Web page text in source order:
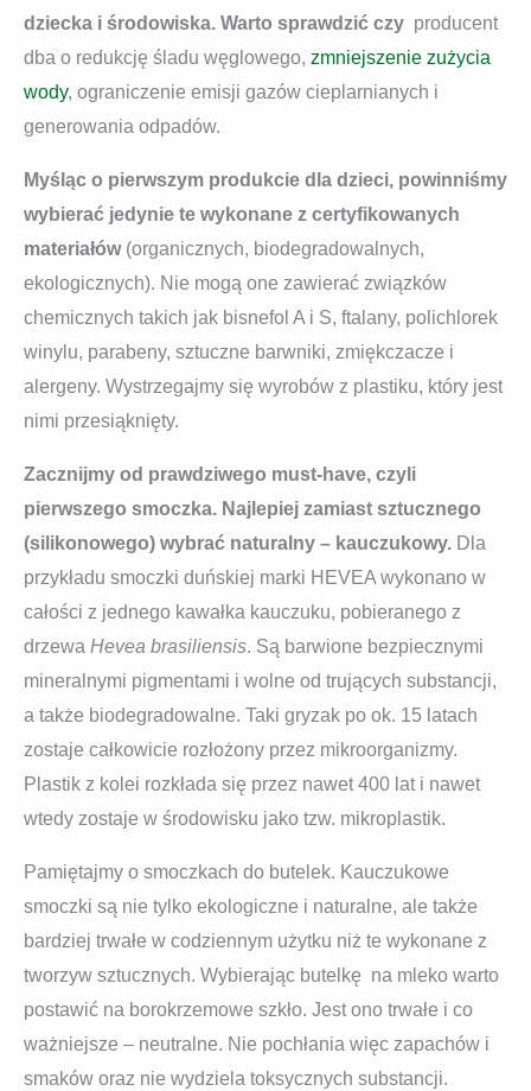
dziecka i środowiska. Warto sprawdzić czy producent
dba o redukcję śladu węglowego, zmniejszenie zużycia
wody, ograniczenie emisji gazów cieplarnianych i
generowania odpadów.
Myśląc o pierwszym produkcie dla dzieci, powinniśmy
wybierać jedynie te wykonane z certyfikowanych
materiałów(organicznych, biodegradowalnych,
ekologicznych). Nie mogą one zawierać związków
chemicznych takich jak bisnefol A i S, ftalany, polichlorek
winylu, parabeny, sztuczne barwniki, zmiękczacze i
alergeny. Wystrzegajmy się wyrobów z plastiku, który jest
nimi przesiąknięty.
Zacznijmy od prawdziwego must-have, czyli
pierwszego smoczka. Najlepiej zamiast sztucznego
(silikonowego) wybrać naturalny – kauczukowy. Dla
przykładu smoczki duńskiej marki HEVEA wykonano w
całości z jednego kawałka kauczuku, pobieranego z
drzewa Hevea brasiliensis. Są barwione bezpiecznymi
mineralnymi pigmentami i wolne od trujących substancji,
a także biodegradowalne. Taki gryzak po ok. 15 latach
zostaje całkowicie rozłożony przez mikroorganizmy.
Plastik z kolei rozkłada się przez nawet 400 lat i nawet
wtedy zostaje w środowisku jako tzw. mikroplastik.
Pamiętajmy o smoczkach do butelek. Kauczukowe
smoczki są nie tylko ekologiczne i naturalne, ale także
bardziej trwałe w codziennym użytku niż te wykonane z
tworzyw sztucznych. Wybierając butelkę na mleko warto
postawić na borokrzemowe szkło. Jest ono trwałe i co
ważniejsze – neutralne. Nie pochłania więc zapachów i
smaków oraz nie wydziela toksycznych substancji.